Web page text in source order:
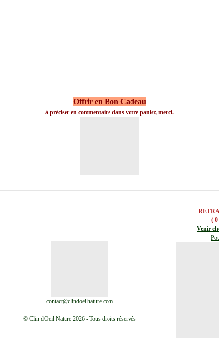
Offrir en Bon Cadeau
à préciser en commentaire dans votre panier, merci.
contact@clindoeilnature.com
© Clin d'Oeil Nature 2026 - Tous droits réservés
( 0
Venir